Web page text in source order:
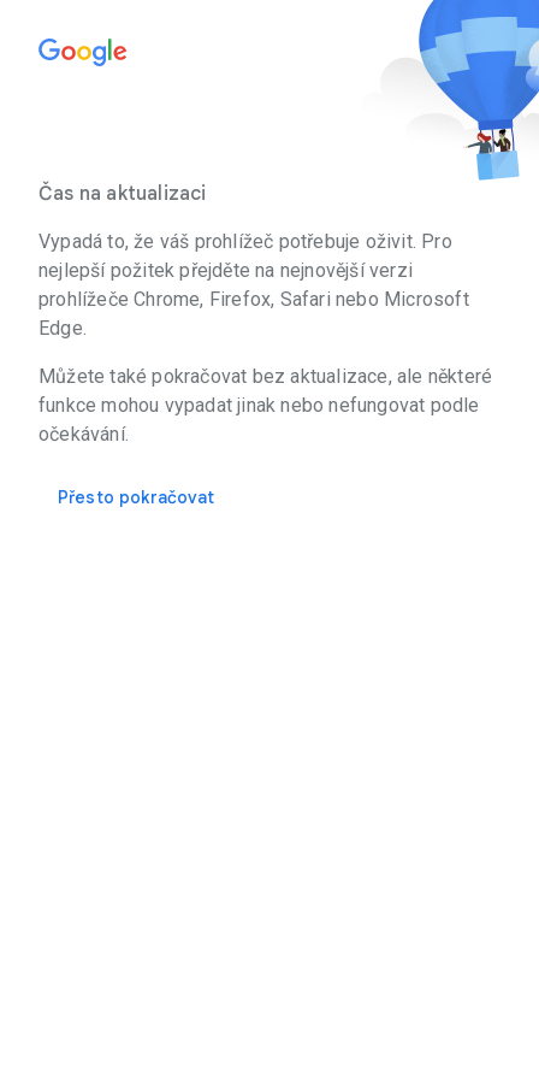
Čas na aktualizaci
Vypadá to, že váš prohlížeč potřebuje oživit. Pro
nejlepší požitek přejděte na nejnovější verzi
prohlížeče Chrome, Firefox, Safari nebo Microsoft
Edge.
Můžete také pokračovat bez aktualizace, ale některé
funkce mohou vypadat jinak nebo nefungovat podle
očekávání.
Přesto pokračovat